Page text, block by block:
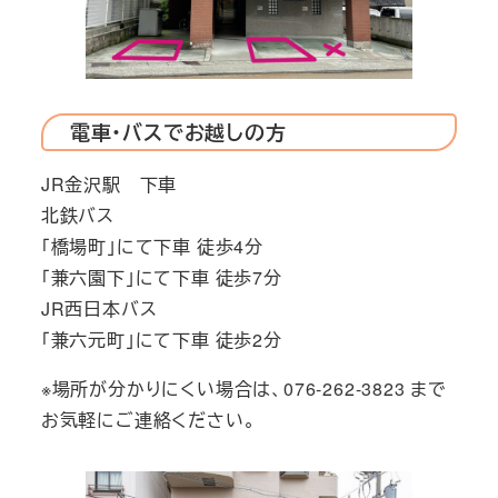
電車・バスでお越しの方
JR金沢駅 下車
北鉄バス
「橋場町」にて下車 徒歩4分
「兼六園下」にて下車 徒歩7分
JR西日本バス
「兼六元町」にて下車 徒歩2分
※場所が分かりにくい場合は、076-262-3823 まで
お気軽にご連絡ください。